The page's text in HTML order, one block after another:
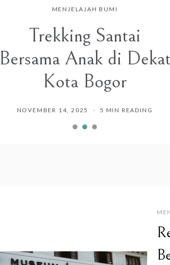
MENJELAJAH BUMI
Trekking Santai
Bersama Anak di Dekat
Kota Bogor
NOVEMBER 14, 2025 5 MIN READING